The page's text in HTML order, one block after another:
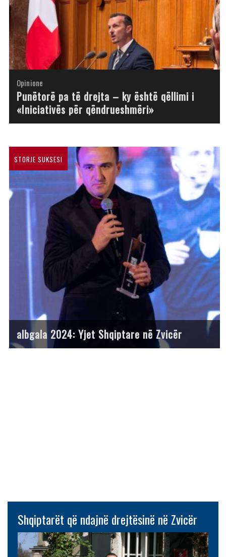
Opinione
Opinione
Punëtorë pa të drejta – ky është qëllimi i
«Iniciativës për qëndrueshmëri»
Opinione
Opinione
Opinione
Opinione
Opinione
Opinione
STORJE SUKSESI
albgala 2024: Yjet Shqiptare në Zvicër
Shqiptarët që ndajnë drejtësinë në Zvicër